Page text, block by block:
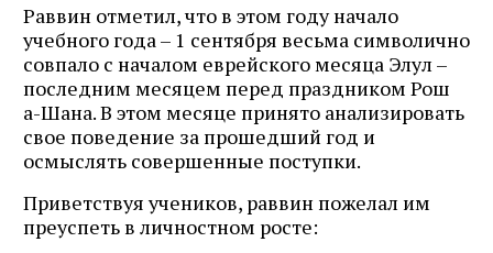
Раввин отметил, что в этом году начало
учебного года – 1 сентября весьма символично
совпало с началом еврейского месяца Элул –
последним месяцем перед праздником Рош
а-Шана. В этом месяце принято анализировать
свое поведение за прошедший год и
осмыслять совершенные поступки.
Приветствуя учеников, раввин пожелал им
преуспеть в личностном росте: